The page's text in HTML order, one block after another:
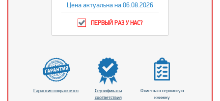
Цена актуальна на 06.08.2026
ПЕРВЫЙ РАЗ У НАС?
Гарантия сохраняется
Сертификаты
соответствия
Отметка в сервисную
книжку